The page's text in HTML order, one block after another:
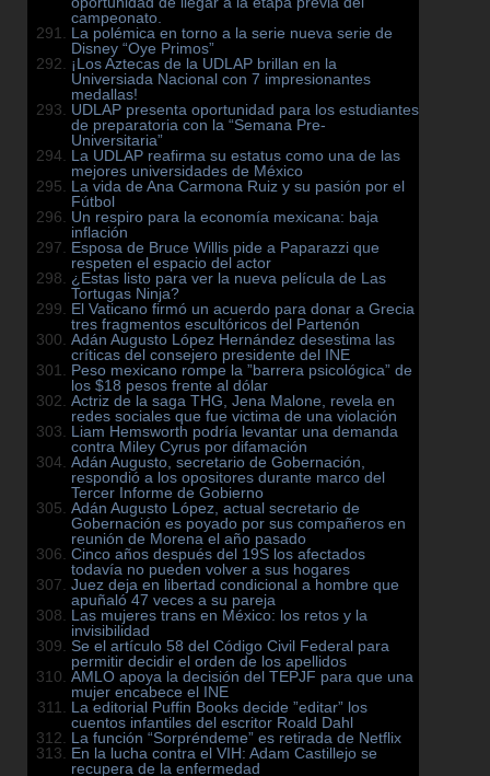
campeonato.
La polémica en torno a la serie nueva serie de
Disney “Oye Primos”
¡Los Aztecas de la UDLAP brillan en la
Universiada Nacional con 7 impresionantes
medallas!
UDLAP presenta oportunidad para los estudiantes
de preparatoria con la “Semana Pre-
Universitaria”
La UDLAP reafirma su estatus como una de las
mejores universidades de México
La vida de Ana Carmona Ruiz y su pasión por el
Fútbol
Un respiro para la economía mexicana: baja
inflación
Esposa de Bruce Willis pide a Paparazzi que
respeten el espacio del actor
¿Estas listo para ver la nueva película de Las
Tortugas Ninja?
El Vaticano firmó un acuerdo para donar a Grecia
tres fragmentos escultóricos del Partenón
Adán Augusto López Hernández desestima las
críticas del consejero presidente del INE
Peso mexicano rompe la ”barrera psicológica” de
los $18 pesos frente al dólar
Actriz de la saga THG, Jena Malone, revela en
redes sociales que fue victima de una violación
Liam Hemsworth podría levantar una demanda
contra Miley Cyrus por difamación
Adán Augusto, secretario de Gobernación,
respondió a los opositores durante marco del
Tercer Informe de Gobierno
Adán Augusto López, actual secretario de
Gobernación es poyado por sus compañeros en
reunión de Morena el año pasado
Cinco años después del 19S los afectados
todavía no pueden volver a sus hogares
Juez deja en libertad condicional a hombre que
apuñaló 47 veces a su pareja
Las mujeres trans en México: los retos y la
invisibilidad
Se el artículo 58 del Código Civil Federal para
permitir decidir el orden de los apellidos
AMLO apoya la decisión del TEPJF para que una
mujer encabece el INE
La editorial Puffin Books decide ”editar” los
cuentos infantiles del escritor Roald Dahl
La función “Sorpréndeme” es retirada de Netflix
En la lucha contra el VIH: Adam Castillejo se
recupera de la enfermedad